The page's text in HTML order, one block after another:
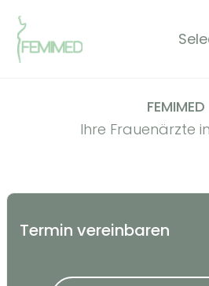
FEMIMED
Ihre Frauenärzte
Termin vereinbaren